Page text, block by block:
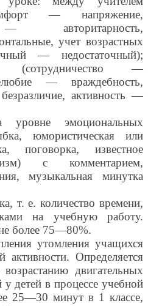
— напряжение,
авторитарность,
учет возрастных
— недостаточный);
(сотрудничество —
— враждебность,
активность —
уровне эмоциональных
юмористическая или
поговорка, известное
с комментарием,
музыкальная минутка
т. е. количество времени,
на учебную работу.
более 75—80%.
утомления учащихся
Определяется
двигательных
детей в процессе учебной
25—30 минут в 1 классе,